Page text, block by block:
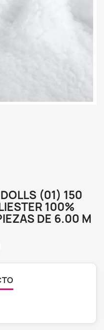
(01) 150
100%
DE 6.00 M